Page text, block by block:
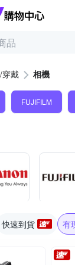
穿戴 相機
FUJIFILM
快速到貨 有